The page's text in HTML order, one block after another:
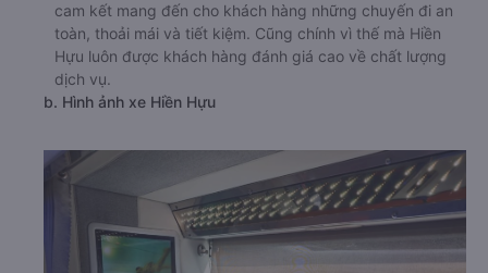
cam kết mang đến cho khách hàng những chuyến đi an
toàn, thoải mái và tiết kiệm. Cũng chính vì thế mà Hiền
Hựu luôn được khách hàng đánh giá cao về chất lượng
dịch vụ.
b. Hình ảnh xe Hiền Hựu